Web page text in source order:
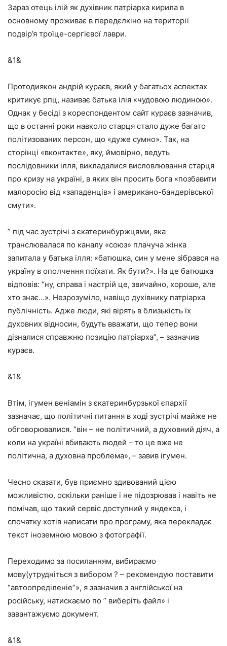
Зараз отець ілій як духівник патріарха кирила в
основному проживає в передєлкіно на території
подвір’я троїце-сергієвої лаври.
&1&
Протодиякон андрій кураєв, який у багатьох аспектах
критикує рпц, називає батька ілія «чудовою людиною».
Однак у бесіді з кореспондентом сайт кураєв зазначив,
що в останні роки навколо старця стало дуже багато
політизованих персон, що «дуже сумно». Так, на
сторінці «вконтакте», яку, ймовірно, ведуть
послідовники ілля, викладалися висловлювання старця
про кризу на україні, в яких він просить бога «позбавити
малоросію від «западенців» і американо-бандерівської
смути».
” під час зустрічі з єкатеринбуржцями, яка
транслювалася по каналу «союз» плачуча жінка
запитала у батька ілля: «батюшка, син у мене зібрався на
україну в ополчення поїхати. Як бути?». На це батюшка
відповів: “ну, справа і настрій це, звичайно, хороше, але
хто знає…». Незрозуміло, навіщо духівнику патріарха
публічність. Адже люди, які вірять в близькість їх
духовних відносин, будуть вважати, що тепер вони
дізналися справжню позицію патріарха”, – зазначив
кураєв.
&1&
Втім, ігумен веніамін з єкатеринбурзької єпархії
зазначає, що політичні питання в ході зустрічі майже не
обговорювалися. “він – не політичний, а духовний діяч, а
коли на україні вбивають людей – то це вже не
політична, а духовна проблема», – завив ігумен.
Чесно сказати, був приємно здивований цією
можливістю, оскільки раніше і не підозрював і навіть не
помічав, що такий сервіс доступний у яндекса, і
спочатку хотів написати про програму, яка перекладає
текст іноземною мовою з фотографії.
Переходимо за посиланням, вибираємо
мову(утрудніться з вибором ? – рекомендую поставити
“автоопреділеніе”», я зазначив з англійської на
російську, натискаємо по ” виберіть файл» і
завантажуємо документ.
&1&